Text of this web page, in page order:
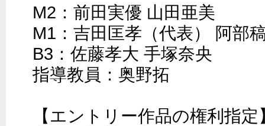
M2：前田実優 山田亜美
M1：吉田匡孝（代表） 阿部
B3：佐藤孝大 手塚奈央
指導教員：奥野拓
【エントリー作品の権利指定